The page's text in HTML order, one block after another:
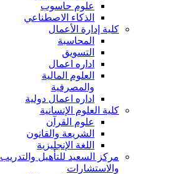
علوم حاسوب
الذكاء الاصطناعي
كلية إدارة الأعمال
المحاسبة
التسويق
اداره اعمال
العلوم المالية
والمصرفية
اداره اعمال دولية
كلية العلوم الإنسانية
علوم القرآن
الشريعة والقانون
اللغة الإنجليزية
مركز السعيد للتأهيل والتدريب
والاستشارات